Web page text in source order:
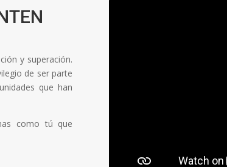
y superación.
de ser parte
que han
como tú que